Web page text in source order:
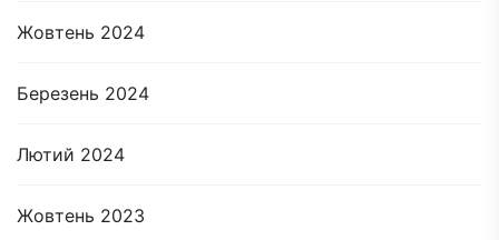
Жовтень 2024
Березень 2024
Лютий 2024
Жовтень 2023